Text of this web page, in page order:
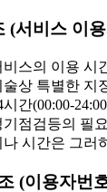
(서비스 이
비스의 이용 시
술상 특별한 지
시간(00:00-
기점검등의 필
나 시간은 그러
(이용자번